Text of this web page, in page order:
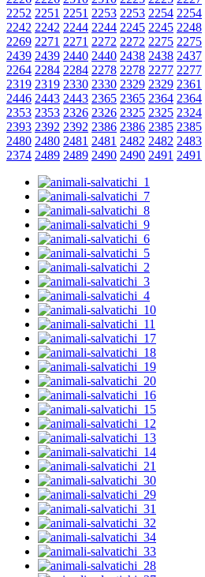
2252 2251 2251 2253 2253 2254 2254
2242 2242 2244 2244 2245 2245 2248
2269 2271 2271 2272 2272 2275 2275
2439 2439 2440 2440 2438 2438 2437
2264 2284 2284 2278 2278 2277 2277
2319 2319 2330 2330 2329 2329 2361
2446 2443 2443 2365 2365 2364 2364
2353 2353 2326 2326 2325 2325 2324
2393 2392 2392 2386 2386 2385 2385
2480 2480 2481 2481 2482 2482 2483
2374 2489 2489 2490 2490 2491 2491